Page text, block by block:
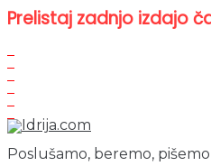
Prelistaj zadnjo izdajo
Poslušamo, beremo,